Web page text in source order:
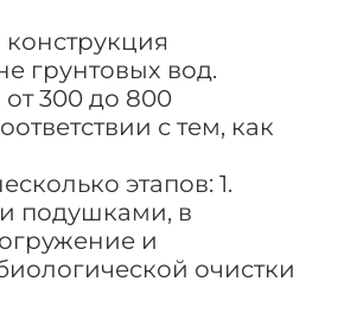
грунтовых вод.
300 до 800
с тем, как
этапов: 1.
подушками, в
и
очистки